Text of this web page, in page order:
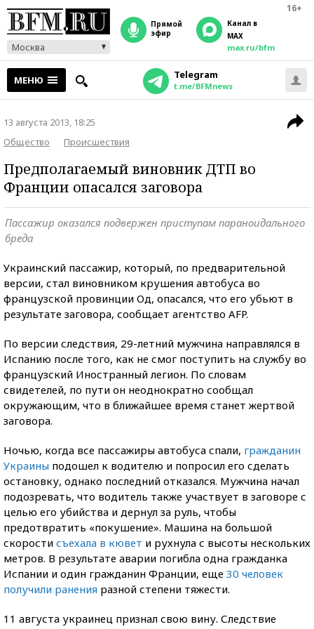
16+
Москва
прямой
эфир
Канал в
MAX
max.ru/bfm
МЕНЮ Telegram
t.me/BFMnews
13 августа 2013, 18:25
Общество
Происшествия
Предполагаемый виновник ДТП во
Франции опасался заговора
Пассажир оказался подвержен приступам параноидального
бреда
Украинский пассажир, который, по предварительной
версии, стал виновником крушения автобуса во
французской провинции Од, опасался, что его убьют в
результате заговора, сообщает агентство AFP.
По версии следствия, 29-летний мужчина направлялся в
Испанию после того, как не смог поступить на службу во
французский Иностранный легион. По словам
свидетелей, по пути он неоднократно сообщал
окружающим, что в ближайшее время станет жертвой
заговора.
Ночью, когда все пассажиры автобуса спали, гражданин
Украины подошел к водителю и попросил его сделать
остановку, однако последний отказался. Мужчина начал
подозревать, что водитель также участвует в заговоре с
целью его убийства и дернул за руль, чтобы
предотвратить «покушение». Машина на большой
скорости съехала в кювет и рухнула с высоты нескольких
метров. В результате аварии погибла одна гражданка
Испании и один гражданин Франции, еще 30 человек
получили ранения разной степени тяжести.
11 августа украинец признал свою вину. Следствие